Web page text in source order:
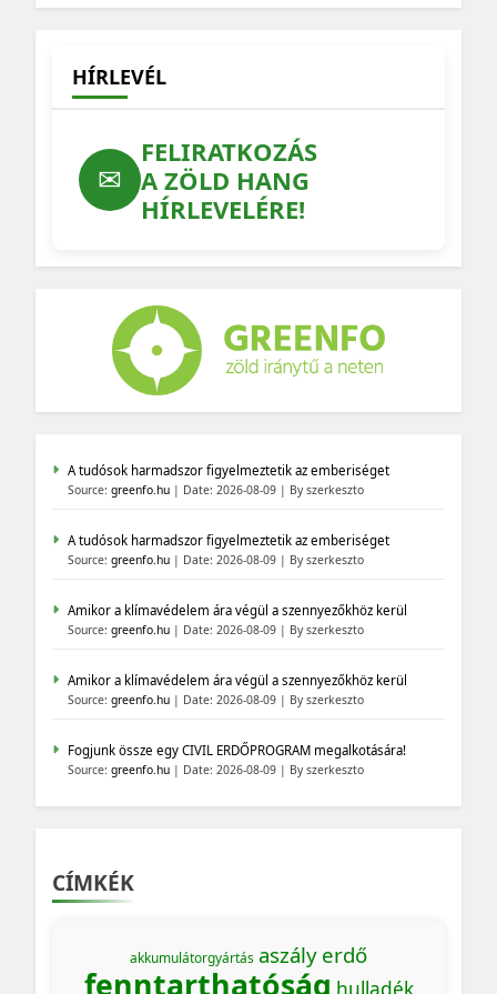
HÍRLEVÉL
✉
FELIRATKOZÁS
A ZÖLD HANG
HÍRLEVELÉRE!
A tudósok harmadszor figyelmeztetik az emberiséget
Source: greenfo.hu Date: 2026-08-09 By szerkeszto
A tudósok harmadszor figyelmeztetik az emberiséget
Source: greenfo.hu Date: 2026-08-09 By szerkeszto
Amikor a klímavédelem ára végül a szennyezőkhöz kerül
Source: greenfo.hu Date: 2026-08-09 By szerkeszto
Amikor a klímavédelem ára végül a szennyezőkhöz kerül
Source: greenfo.hu Date: 2026-08-09 By szerkeszto
Fogjunk össze egy CIVIL ERDŐPROGRAM megalkotására!
Source: greenfo.hu Date: 2026-08-09 By szerkeszto
CÍMKÉK
akkumulátorgyártás aszály erdő
fenntarthatóság hulladék